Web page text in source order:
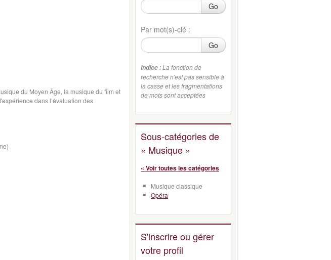
du Moyen Âge, la musique du film et
dans l’évaluation des
Go
Par mot(s)-clé :
Go
Indice : La fonction de
recherche n'est pas sensible à
la casse et les fragmentations
de mots sont acceptées
Sous-catégories de
« Musique »
« Voir toutes les catégories
Musique classique
Opéra
S'inscrire ou gérer
votre profil